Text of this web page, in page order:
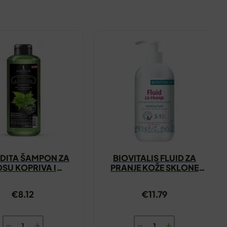
ŠAMPON ZA
KOPRIVA I
€8.12
AFRODITA
BIOVITALIS FLUID ZA
PRANJE KOŽE SKLONE
€11.79
BIOVITALIS